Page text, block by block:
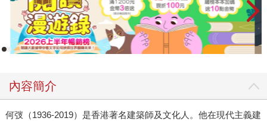
內容簡介
何弢（1936-2019）是香港著名建築師及文化人。他在現代主義建